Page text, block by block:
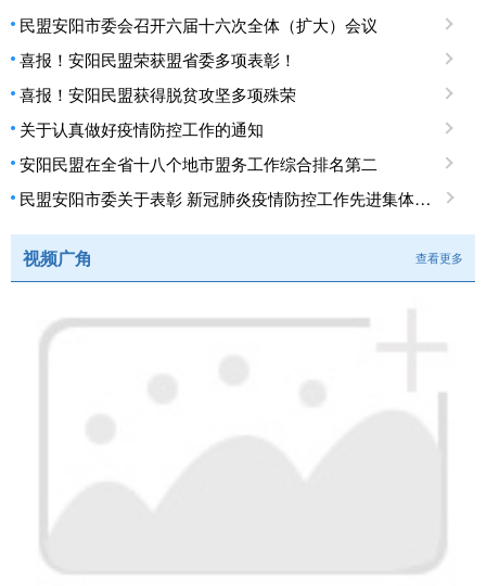
民盟安阳市委会召开六届十六次全体（扩大）会议
喜报！安阳民盟荣获盟省委多项表彰！
喜报！安阳民盟获得脱贫攻坚多项殊荣
关于认真做好疫情防控工作的通知
安阳民盟在全省十八个地市盟务工作综合排名第二
民盟安阳市委关于表彰 新冠肺炎疫情防控工作先进集体、先进个人的决定
视频广角 查看更多